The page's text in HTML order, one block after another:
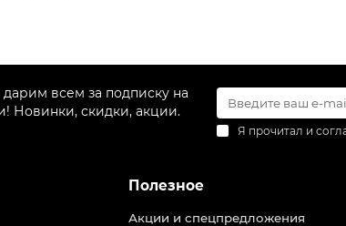
дарим всем за подписку на
Новинки, скидки, акции.
Я прочитал и
Полезное
Акции и спецпредложения